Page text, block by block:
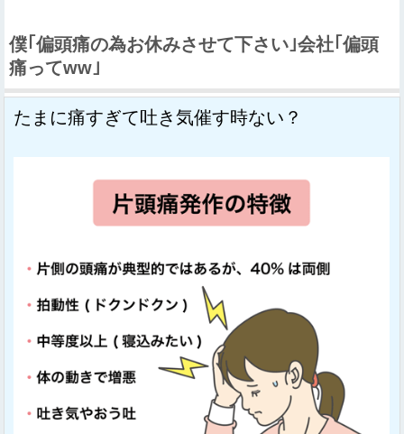
僕｢偏頭痛の為お休みさせて下さい｣会社｢偏頭
痛ってww｣
たまに痛すぎて吐き気催す時ない？